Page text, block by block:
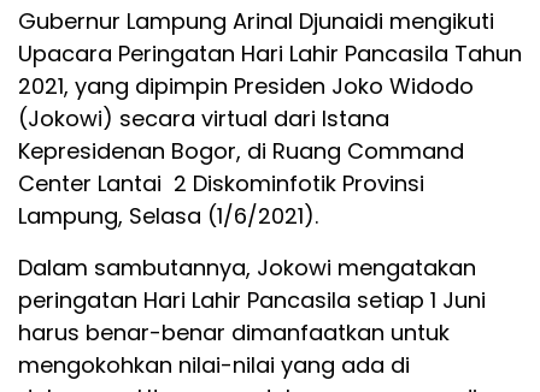
Gubernur Lampung Arinal Djunaidi mengikuti
Upacara Peringatan Hari Lahir Pancasila Tahun
2021, yang dipimpin Presiden Joko Widodo
(Jokowi) secara virtual dari Istana
Kepresidenan Bogor, di Ruang Command
Center Lantai 2 Diskominfotik Provinsi
Lampung, Selasa (1/6/2021).
Dalam sambutannya, Jokowi mengatakan
peringatan Hari Lahir Pancasila setiap 1 Juni
harus benar-benar dimanfaatkan untuk
mengokohkan nilai-nilai yang ada di